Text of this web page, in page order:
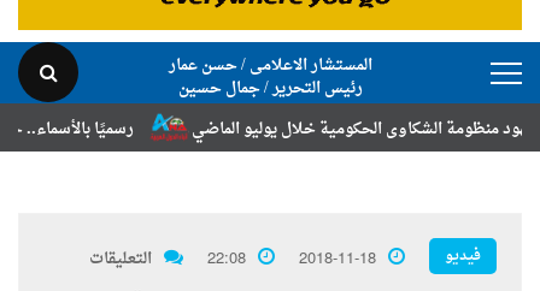
المستشار الاعلامى / حسن عمار
رئيس التحرير / جمال حسين
رسميًا بالأسماء.. حركة
الشكاوى الحكومية خلال يوليو الماضي
فيديو 2018-11-18
22:08 التعليقات